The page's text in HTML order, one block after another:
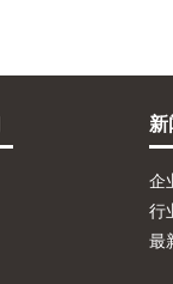
新
企
行
最